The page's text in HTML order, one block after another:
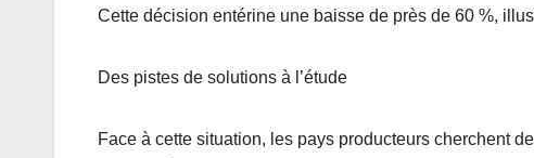
Cette décision entérine une baisse de près de 60 %,
Des pistes de solutions à l’étude
Face à cette situation, les pays producteurs cherchent